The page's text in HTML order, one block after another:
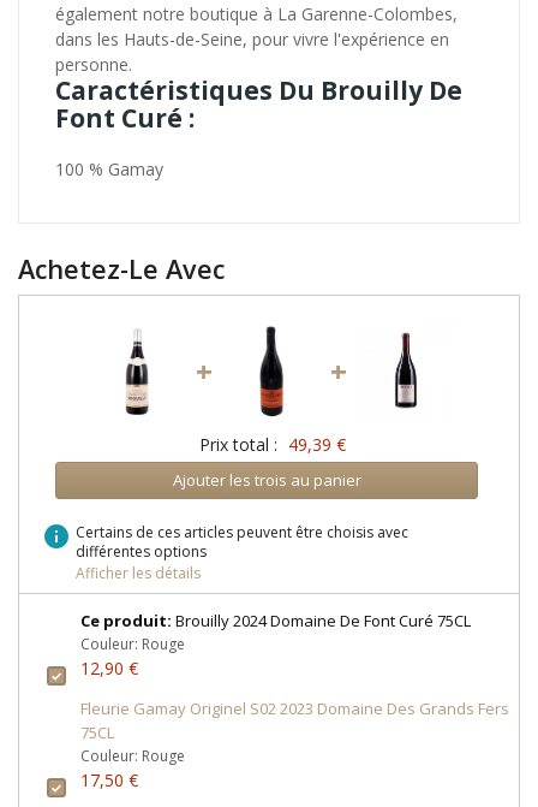
également notre boutique à La Garenne-Colombes,
dans les Hauts-de-Seine, pour vivre l'expérience en
personne.
Caractéristiques Du Brouilly De
Font Curé :
100 % Gamay
Achetez-Le Avec
+ +
Prix total : 49,39 €
Ajouter les trois au panier
info Certains de ces articles peuvent être choisis avec
différentes options
Afficher les détails
Ce produit: Brouilly 2024 Domaine De Font Curé 75CL
Couleur: Rouge
12,90 €
Fleurie Gamay Originel S02 2023 Domaine Des Grands Fers
75CL
Couleur: Rouge
17,50 €